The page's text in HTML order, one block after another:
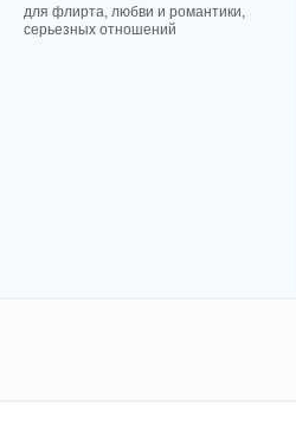
для флирта, любви и романтики,
cерьезных отношений